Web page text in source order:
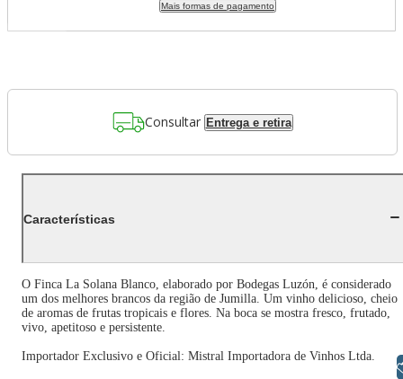
Mais formas de pagamento
Consultar Entrega e retira
Características
O Finca La Solana Blanco, elaborado por Bodegas Luzón, é considerado
um dos melhores brancos da região de Jumilla. Um vinho delicioso, cheio
de aromas de frutas tropicais e flores. Na boca se mostra fresco, frutado,
vivo, apetitoso e persistente.
Importador Exclusivo e Oficial: Mistral Importadora de Vinhos Ltda.